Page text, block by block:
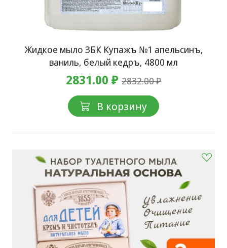
Жидкое мыло ЗБК Купажъ №1 апельсинъ,
ваниль, белый кедръ, 4800 мл
2831.00 ₽ 2832.00 ₽
В корзину